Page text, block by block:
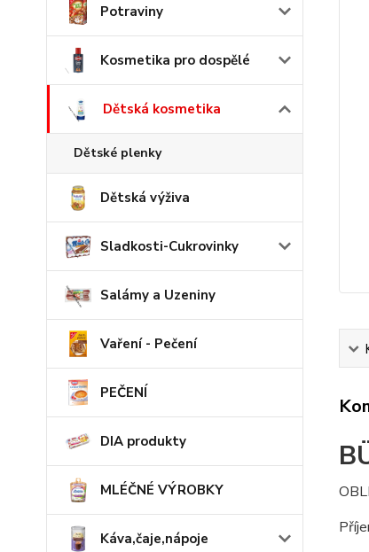
Potraviny
Kosmetika pro dospělé
Dětská kosmetika
Dětské plenky
Dětská výživa
Sladkosti-Cukrovinky
Salámy a Uzeniny
Vaření - Pečení
PEČENÍ
DIA produkty
MLÉČNÉ VÝROBKY
Káva,čaje,nápoje